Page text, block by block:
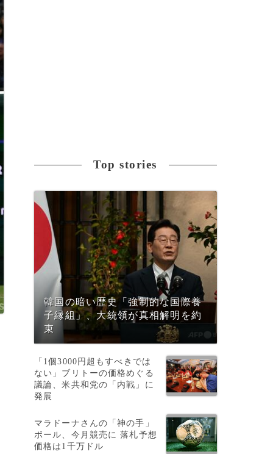
Top stories
韓国の暗い歴史「強制的な国際養
子縁組」、大統領が真相解明を約
束
「1個3000円超もすべきでは
ない」ブリトーの価格めぐる
議論、米共和党の「内戦」に
発展
マラドーナさんの「神の手」
ボール、今月競売に 落札予想
価格は1千万ドル